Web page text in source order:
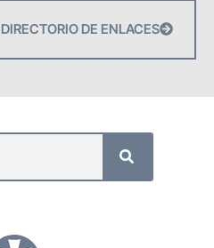
DIRECTORIO DE ENLACES